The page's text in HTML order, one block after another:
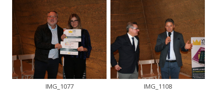
IMG_1077 IMG_1108